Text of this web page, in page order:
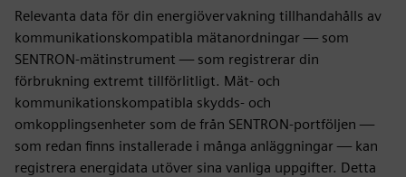
Relevanta data för din energiövervakning tillhandahålls av
kommunikationskompatibla mätanordningar — som
SENTRON-mätinstrument — som registrerar din
förbrukning extremt tillförlitligt. Mät- och
kommunikationskompatibla skydds- och
omkopplingsenheter som de från SENTRON-portföljen —
som redan finns installerade i många anläggningar — kan
registrera energidata utöver sina vanliga uppgifter. Detta